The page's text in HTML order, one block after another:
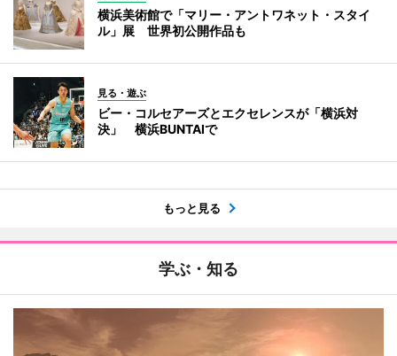
横浜美術館で「マリー・アントワネット・スタイ
ル」展 世界初公開作品も
見る・遊ぶ
ビー・コルセアーズとエクセレンスが「横浜対
決」 横浜BUNTAIで
もっと見る
学ぶ・知る